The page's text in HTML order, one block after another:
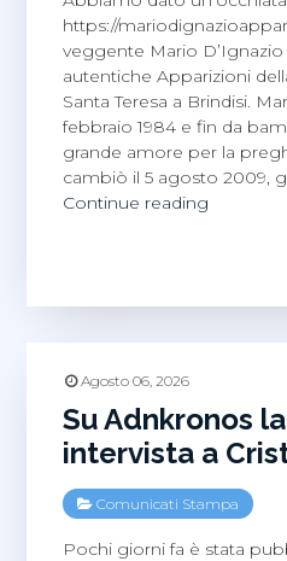
https://
veggente Mario
autentiche Apparizioni
Santa Teresa a Brindisi.
febbraio 1984 e fin da
grande amore per la
cambiò il 5 agosto 2009,
Continue reading
Agosto 06, 2026
Su Adnkronos
intervista a
Comunicati Stampa
Pochi giorni fa è stata